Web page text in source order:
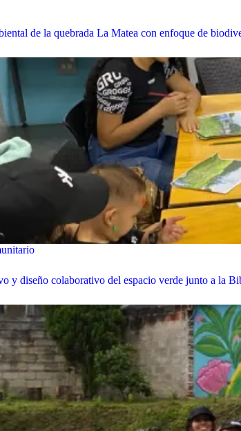
de la quebrada La Matea con enfoque de
y diseño colaborativo del espacio verde junto a la